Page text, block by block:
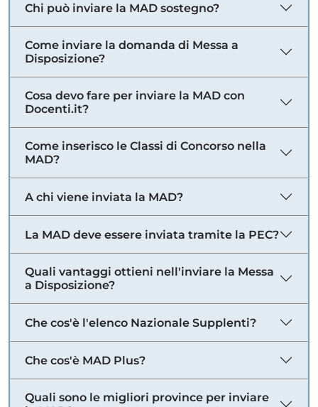
Chi può inviare la MAD sostegno?
Come inviare la domanda di Messa a
Disposizione?
Cosa devo fare per inviare la MAD con
Docenti.it?
Come inserisco le Classi di Concorso nella
MAD?
A chi viene inviata la MAD?
La MAD deve essere inviata tramite la PEC?
Quali vantaggi ottieni nell'inviare la Messa
a Disposizione?
Che cos'è l'elenco Nazionale Supplenti?
Che cos'è MAD Plus?
Quali sono le migliori province per inviare